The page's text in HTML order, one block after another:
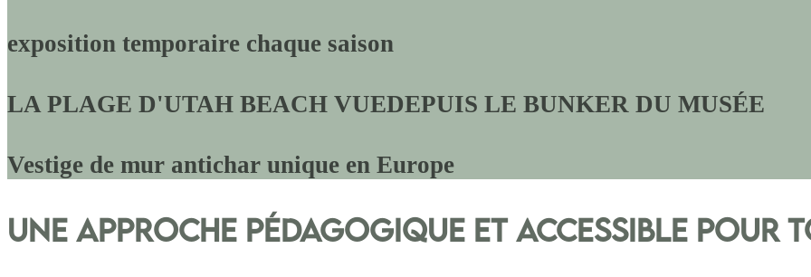
exposition temporaire chaque saison
LA PLAGE D'UTAH BEACH VUEDEPUIS LE BUNKER DU MUSÉE
Vestige de mur antichar unique en Europe
Une approche pédagogique et accessible pour